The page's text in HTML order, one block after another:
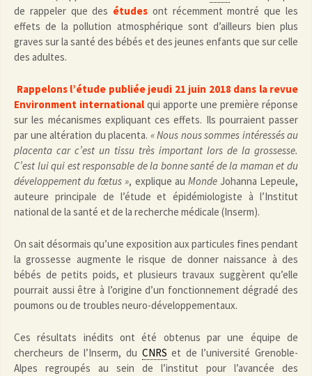
de rappeler que des études ont récemment montré que les
effets de la pollution atmosphérique sont d’ailleurs bien plus
graves sur la santé des bébés et des jeunes enfants que sur celle
des adultes.
Rappelons l’étude publiée jeudi 21 juin 2018 dans la revue
Environment international qui apporte une première réponse
sur les mécanismes expliquant ces effets. Ils pourraient passer
par une altération du placenta. « Nous nous sommes intéressés au
placenta car c’est un tissu très important lors de la grossesse.
C’est lui qui est responsable de la bonne santé de la maman et du
développement du fœtus », explique au MondeJohanna Lepeule,
auteure principale de l’étude et épidémiologiste à l’Institut
national de la santé et de la recherche médicale (Inserm).
On sait désormais qu’une exposition aux particules fines pendant
la grossesse augmente le risque de donner naissance à des
bébés de petits poids, et plusieurs travaux suggèrent qu’elle
pourrait aussi être à l’origine d’un fonctionnement dégradé des
poumons ou de troubles neuro-développementaux.
Ces résultats inédits ont été obtenus par une équipe de
chercheurs de l’Inserm, du CNRS et de l’université Grenoble-
Alpes regroupés au sein de l’institut pour l’avancée des